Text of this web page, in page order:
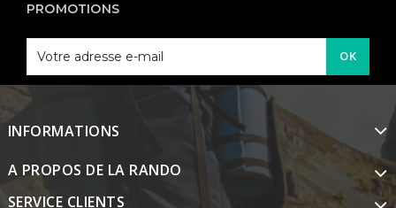
PROMOTIONS
OK
INFORMATIONS
A PROPOS DE LA RANDO
SERVICE CLIENTS